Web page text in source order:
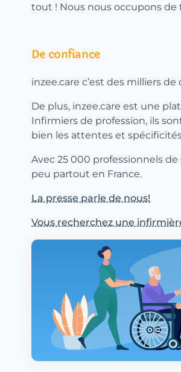
tout ! Nous nous occupons de
De confiance
inzee.care c’est des milliers
De plus, inzee.care est une
Infirmiers de profession, ils
bien les attentes et
Avec 25 000 professionnels
peu partout en France.
La presse parle de nous!
Vous recherchez une